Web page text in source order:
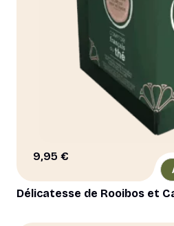
9,95 €
Délicatesse de Rooibos et